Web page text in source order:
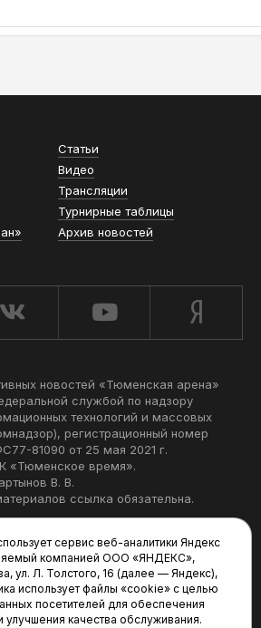
Статьи
Видео
Трансляции
Турнирные таблицы
Архив новостей
новостей «Тюменская арена»
службой по надзору
технологий и массовых
регистрационный номер
81090 от 25 мая 2021 г.
«Тюменское время».
В. В.
ссылка обязательна.
28А
сервис веб-аналитики Яндекс
компанией ООО «ЯНДЕКС»,
ул. Л. Толстого, 16 (далее — Яндекс),
использует файлы «cookie» с целью
посетителей для обеспечения
улучшения качества обслуживания.